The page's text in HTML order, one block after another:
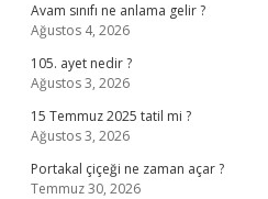
Avam sınıfı ne anlama gelir ?
Ağustos 4, 2026
105. ayet nedir ?
Ağustos 3, 2026
15 Temmuz 2025 tatil mi ?
Ağustos 3, 2026
Portakal çiçeği ne zaman açar ?
Temmuz 30, 2026